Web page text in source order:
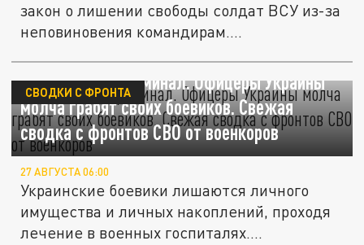
закон о лишении свободы солдат ВСУ из-за
неповиновения командирам....
Где ВСУ, там криминал. Офицеры Украины
молча грабят своих боевиков. Свежая
сводка с фронтов СВО от военкоров
СВОДКИ С ФРОНТА
27 АВГУСТА 06:00
Украинские боевики лишаются личного
имущества и личных накоплений, проходя
лечение в военных госпиталях....